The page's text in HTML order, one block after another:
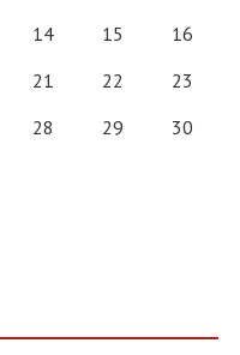
14 15
16
21 22
23
28 29
30